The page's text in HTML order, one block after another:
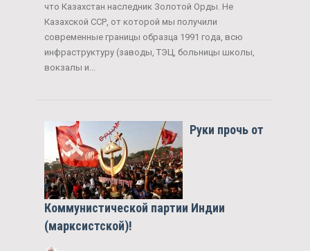
что Казахстан наследник Золотой Орды. Не
Казахской ССР, от которой мы получили
современные границы образца 1991 года, всю
инфраструктуру (заводы, ТЭЦ, больницы школы,
вокзалы и...
Руки прочь от
Коммунистической партии Индии
(марксистской)!